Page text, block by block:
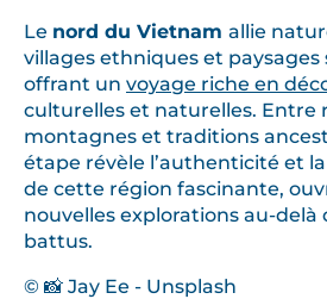
Le nord du Vietnam allie
villages ethniques et paysages
offrant un voyage riche en
culturelles et naturelles. Entre
montagnes et traditions
étape révèle l’authenticité et
de cette région fascinante,
nouvelles explorations au-delà
battus.
© 📸 Jay Ee - Unsplash